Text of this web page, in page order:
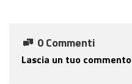
0 Commenti
Lascia un tuo commento